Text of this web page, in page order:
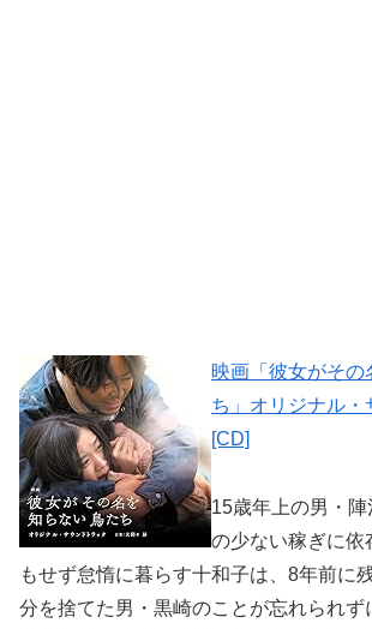
映画「彼女がその
ち」オリジナル・
[CD]
15歳年上の男・
の少ない稼ぎに依
もせず怠惰に暮らす十和子は、8年前に
分を捨てた男・黒崎のことが忘れられず